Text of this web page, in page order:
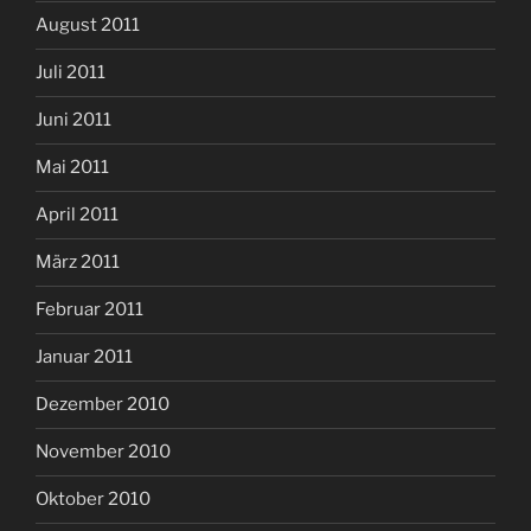
August 2011
Juli 2011
Juni 2011
Mai 2011
April 2011
März 2011
Februar 2011
Januar 2011
Dezember 2010
November 2010
Oktober 2010